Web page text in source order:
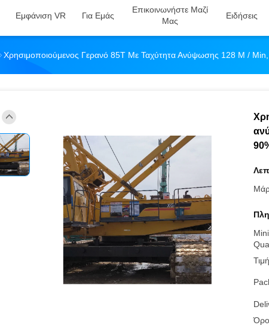
Εμφάνιση VR Για Εμάς
Επικοινωνήστε Μαζί
Μας
Ειδήσεις
Χρησιμοποιούμενος Γερανό 85T Με Ταχύτητα Ανύψωσης 128 M /